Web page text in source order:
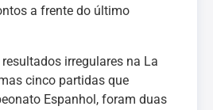
a frente do último
irregulares na La
cinco partidas que
Espanhol, foram duas